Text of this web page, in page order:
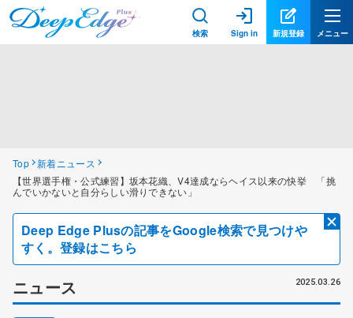
検索 Sign in 新規登録 メニュー
Top 新着ニュース
【世界選手権・公式練習】坂本花織、V4達成ならヘイス以来の快挙 「挑
んでいかないと自分らしい滑りできない」
Deep Edge Plusの記事をGoogle検索で見つけや
すく。登録はこちら
ニュース 2025.03.26